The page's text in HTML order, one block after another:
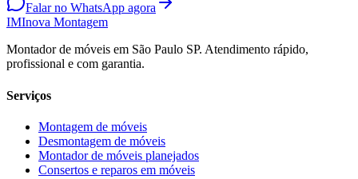
Falar no WhatsApp agora
IMInova Montagem
Montador de móveis em São Paulo SP. Atendimento rápido,
profissional e com garantia.
Serviços
Montagem de móveis
Desmontagem de móveis
Montador de móveis planejados
Consertos e reparos em móveis